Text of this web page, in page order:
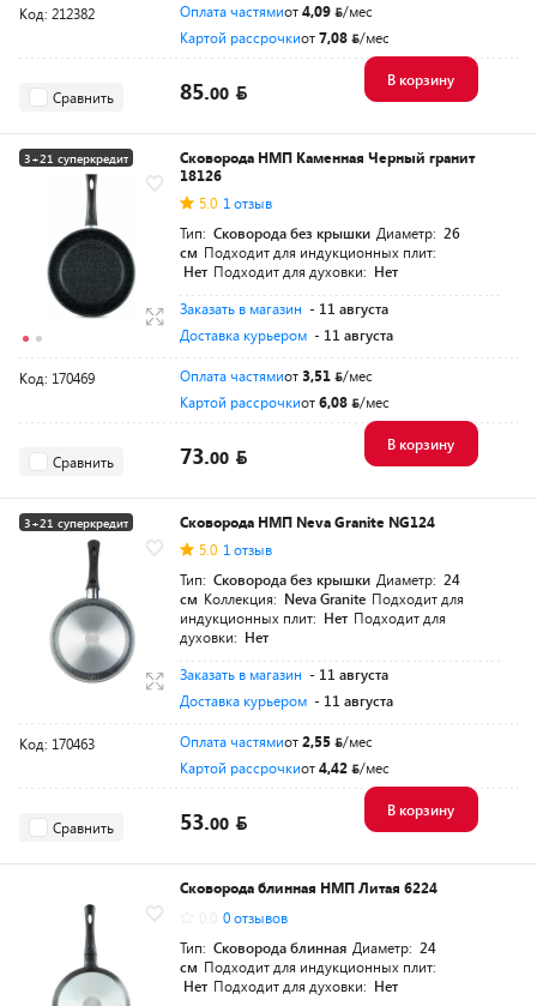
Код: 212382 Оплата частямиот4,09
/мес
Картой рассрочкиот7,08 /мес
Сравнить 85.00
В корзину
3+21 суперкредит
Сковорода НМП Каменная Черный гранит
18126
5.0 1 отзыв
Тип: Сковорода без крышки Диаметр: 26
см Подходит для индукционных плит:
Нет Подходит для духовки: Нет
Заказать в магазин - 11 августа
Доставка курьером - 11 августа
Код: 170469 Оплата частямиот3,51
/мес
Картой рассрочкиот6,08 /мес
Сравнить 73.00
В корзину
3+21 суперкредит
Сковорода НМП Neva Granite NG124
5.0 1 отзыв
Тип: Сковорода без крышки Диаметр: 24
см Коллекция: Neva Granite Подходит для
индукционных плит: Нет Подходит для
духовки: Нет
Заказать в магазин - 11 августа
Доставка курьером - 11 августа
Код: 170463 Оплата частямиот2,55
/мес
Картой рассрочкиот4,42 /мес
Сравнить 53.00
В корзину
Сковорода блинная НМП Литая 6224
0 отзывов
Тип: Сковорода блинная Диаметр: 24
см Подходит для индукционных плит:
Нет Подходит для духовки: Нет